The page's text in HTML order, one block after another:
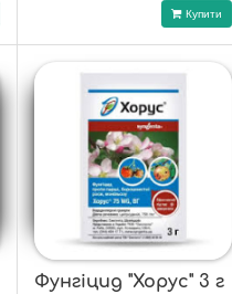
Купити
Фунгіцид "Хорус" 3 г